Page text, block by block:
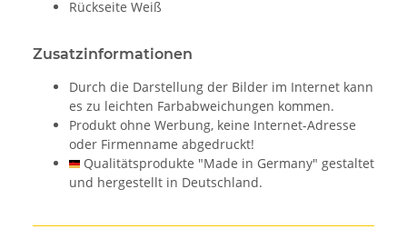
Rückseite Weiß
Zusatzinformationen
Durch die Darstellung der Bilder im Internet kann
es zu leichten Farbabweichungen kommen.
Produkt ohne Werbung, keine Internet-Adresse
oder Firmenname abgedruckt!
Qualitätsprodukte "Made in Germany" gestaltet
und hergestellt in Deutschland.